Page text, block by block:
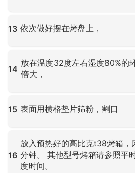
13 依次做好摆在烤盘上，
14
放在温度32度左右湿度80%的
倍大，
15 表面用横格垫片筛粉，割口
16
放入预热好的高比克t38烤箱，
分钟。 其他型号烤箱请参照平
度时间。